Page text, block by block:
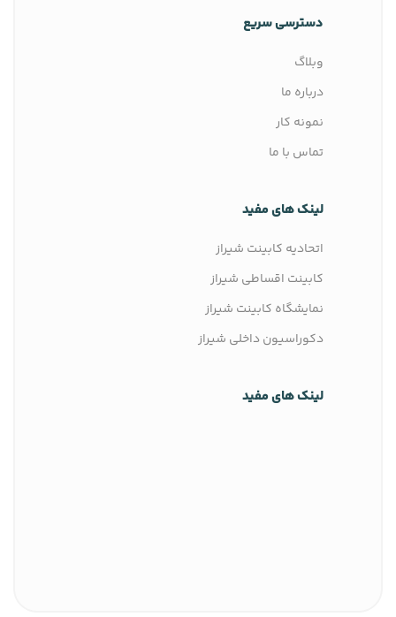
دسترسی سریع
وبلاگ
درباره ما
نمونه کار
تماس با ما
لینک های مفید
اتحادیه کابینت شیراز
کابینت اقساطی شیراز
نمایشگاه کابینت شیراز
دکوراسیون داخلی شیراز
لینک های مفید